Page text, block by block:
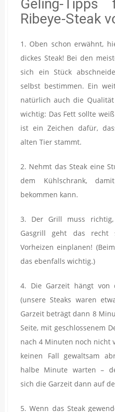
Geling-Tipps
Ribeye-Steak
1. Oben schon erwähnt,
dickes Steak! Bei den
sich ein Stück
selbst bestimmen. Ein
natürlich auch die Qualität
wichtig: Das Fett sollte
ist ein Zeichen dafür,
alten Tier stammt.
2. Nehmt das Steak eine
dem Kühlschrank,
bekommen kann.
3. Der Grill muss
Gasgrill geht das recht
Vorheizen einplanen!
das ebenfalls wichtig.)
4. Die Garzeit hängt von
(unsere Steaks waren
Garzeit beträgt dann 8
Seite, mit geschlossenem
nach 4 Minuten noch nicht
keinen Fall gewaltsam
halbe Minute warten –
sich die Garzeit dann auf
5. Wenn das Steak